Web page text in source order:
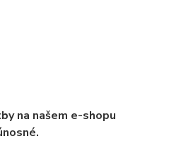
na našem e-shopu